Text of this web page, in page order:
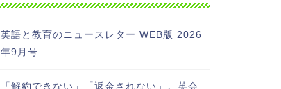
英語と教育のニュースレター WEB版 2026
年9月号
「解約できない」「返金されない」。英会